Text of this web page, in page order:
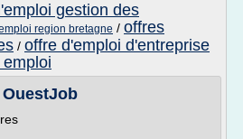
gestion des
region bretagne / offres
/ offre d'emploi d'entreprise